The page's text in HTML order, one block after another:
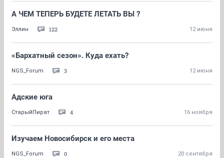
А ЧЕМ ТЕПЕРЬ БУДЕТЕ ЛЕТАТЬ ВЫ ?
Эллин 122 12 июня
«Бархатный сезон». Куда ехать?
NGS_Forum 3 12 июня
Адские юга
СтарыйПират 4 16 ноября
Изучаем Новосибирск и его места
NGS_Forum 0 20 сентября